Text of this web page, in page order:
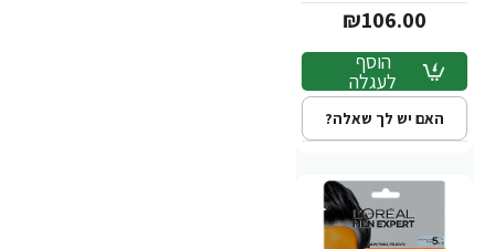
L'OREAL
₪106.00
הוסף
לעגלה
האם יש לך שאלה?